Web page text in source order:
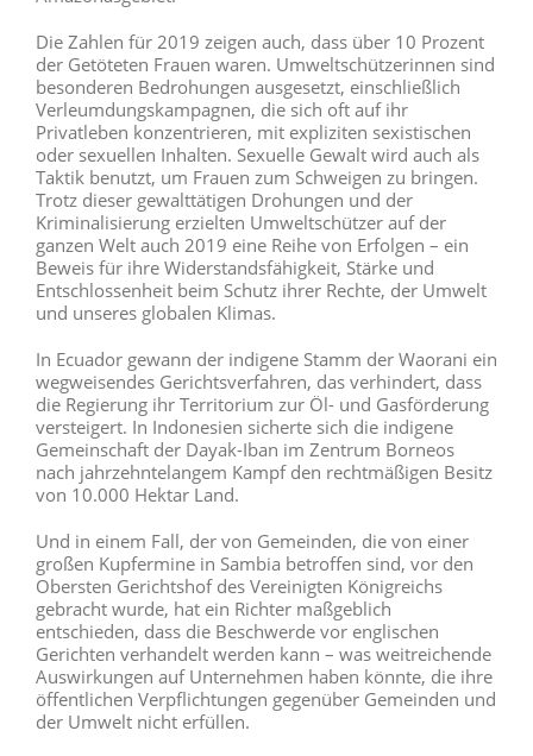
Die Zahlen für 2019 zeigen auch, dass über 10 Prozent
der Getöteten Frauen waren. Umweltschützerinnen sind
besonderen Bedrohungen ausgesetzt, einschließlich
Verleumdungskampagnen, die sich oft auf ihr
Privatleben konzentrieren, mit expliziten sexistischen
oder sexuellen Inhalten. Sexuelle Gewalt wird auch als
Taktik benutzt, um Frauen zum Schweigen zu bringen.
Trotz dieser gewalttätigen Drohungen und der
Kriminalisierung erzielten Umweltschützer auf der
ganzen Welt auch 2019 eine Reihe von Erfolgen – ein
Beweis für ihre Widerstandsfähigkeit, Stärke und
Entschlossenheit beim Schutz ihrer Rechte, der Umwelt
und unseres globalen Klimas.
In Ecuador gewann der indigene Stamm der Waorani ein
wegweisendes Gerichtsverfahren, das verhindert, dass
die Regierung ihr Territorium zur Öl- und Gasförderung
versteigert. In Indonesien sicherte sich die indigene
Gemeinschaft der Dayak-Iban im Zentrum Borneos
nach jahrzehntelangem Kampf den rechtmäßigen Besitz
von 10.000 Hektar Land.
Und in einem Fall, der von Gemeinden, die von einer
großen Kupfermine in Sambia betroffen sind, vor den
Obersten Gerichtshof des Vereinigten Königreichs
gebracht wurde, hat ein Richter maßgeblich
entschieden, dass die Beschwerde vor englischen
Gerichten verhandelt werden kann – was weitreichende
Auswirkungen auf Unternehmen haben könnte, die ihre
öffentlichen Verpflichtungen gegenüber Gemeinden und
der Umwelt nicht erfüllen.